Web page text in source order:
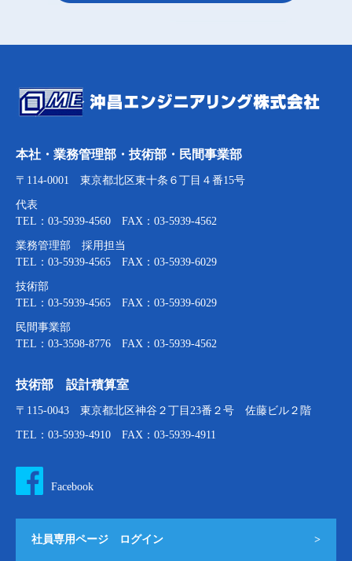
本社・業務管理部・技術部・民間事業部
〒114-0001 東京都北区東十条６丁目４番15号
代表
TEL：03-5939-4560 FAX：03-5939-4562
業務管理部 採用担当
TEL：03-5939-4565 FAX：03-5939-6029
技術部
TEL：03-5939-4565 FAX：03-5939-6029
民間事業部
TEL：03-3598-8776 FAX：03-5939-4562
技術部 設計積算室
〒115-0043 東京都北区神谷２丁目23番２号 佐藤ビル２階
TEL：03-5939-4910 FAX：03-5939-4911
Facebook
社員専用ページ ログイン >